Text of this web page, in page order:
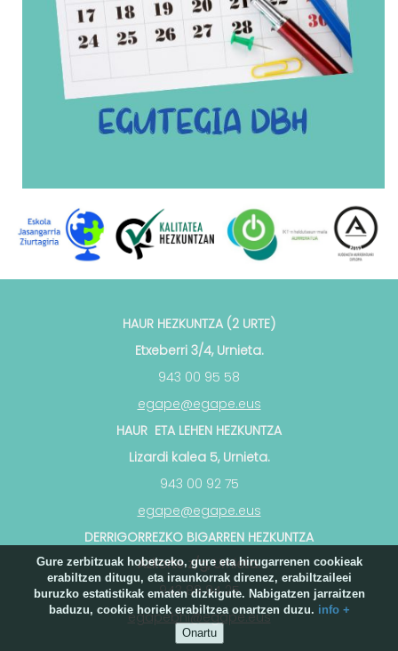
HAUR HEZKUNTZA (2 URTE)
Etxeberri 3/4, Urnieta.
943 00 95 58
egape@egape.eus
HAUR ETA LEHEN HEZKUNTZA
Lizardi kalea 5, Urnieta.
943 00 92 75
egape@egape.eus
DERRIGORREZKO BIGARREN HEZKUNTZA
Azkorte z/g, Urnieta.
943 89 94 25
egapebhi@egape.eus
Gure zerbitzuak hobetzeko, gure eta hirugarrenen cookieak
erabiltzen ditugu, eta iraunkorrak direnez, erabiltzaileei
buruzko estatistikak ematen dizkigute. Nabigatzen jarraitzen
baduzu, cookie horiek erabiltzea onartzen duzu. info +